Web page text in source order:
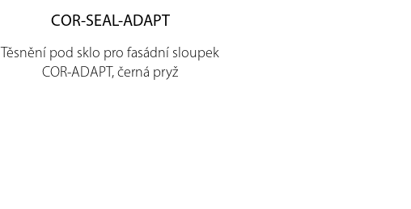
COR-SEAL-ADAPT
Těsnění pod sklo pro fasádní sloupek
COR-ADAPT, černá pryž